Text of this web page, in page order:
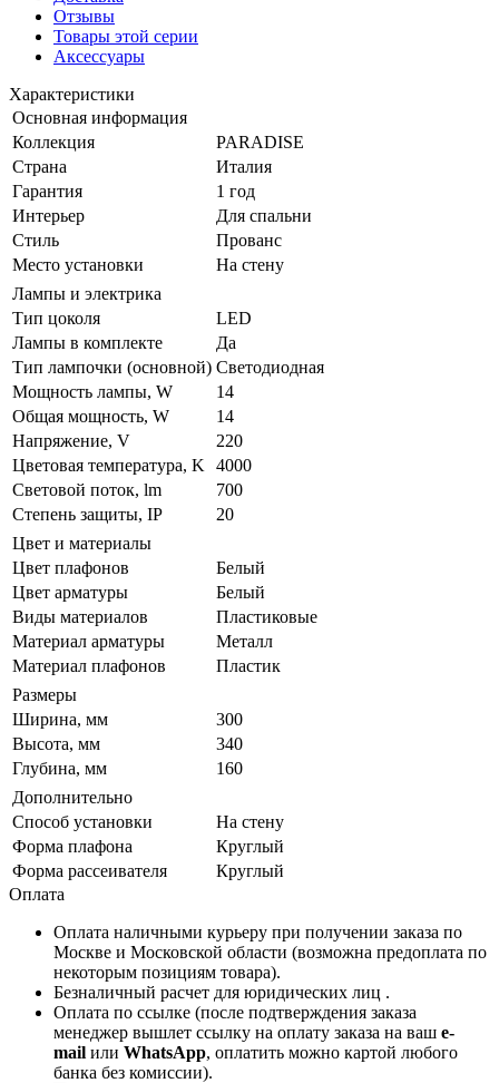
Отзывы
Товары этой серии
Аксессуары
Характеристики
Основная информация
Коллекция
PARADISE
Страна
Италия
Гарантия
1 год
Интерьер
Для спальни
Стиль
Прованс
Место установки
На стену
Лампы и электрика
Тип цоколя
LED
Лампы в комплекте
Да
Тип лампочки (основной) Светодиодная
Мощность лампы, W
14
Общая мощность, W
14
Напряжение, V
220
Цветовая температура, K
4000
Световой поток, lm
700
Степень защиты, IP
20
Цвет и материалы
Цвет плафонов
Белый
Цвет арматуры
Белый
Виды материалов
Пластиковые
Материал арматуры
Металл
Материал плафонов
Пластик
Размеры
Ширина, мм
300
Высота, мм
340
Глубина, мм
160
Дополнительно
Способ установки
На стену
Форма плафона
Круглый
Форма рассеивателя
Круглый
Оплата
Оплата наличными курьеру при получении заказа по
Москве и Московской области (возможна предоплата по
некоторым позициям товара).
Безналичный расчет для юридических лиц .
Оплата по ссылке (после подтверждения заказа
менеджер вышлет ссылку на оплату заказа на ваш e-
mail или WhatsApp, оплатить можно картой любого
банка без комиссии).